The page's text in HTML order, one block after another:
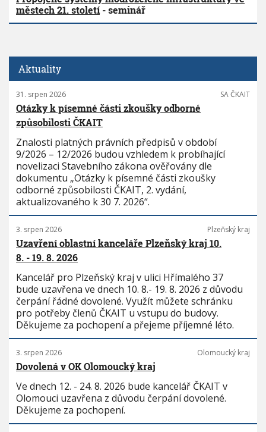
městech 21. století- seminář
Aktuality
31. srpen 2026 SA ČKAIT
Otázky k písemné části zkoušky odborné
způsobilosti ČKAIT
Znalosti platných právních předpisů v období
9/2026 – 12/2026 budou vzhledem k probíhající
novelizaci Stavebního zákona ověřovány dle
dokumentu „Otázky k písemné části zkoušky
odborné způsobilosti ČKAIT, 2. vydání,
aktualizovaného k 30 7. 2026“.
3. srpen 2026 Plzeňský kraj
Uzavření oblastní kanceláře Plzeňský kraj 10.
8. - 19. 8. 2026
Kancelář pro Plzeňský kraj v ulici Hřímalého 37
bude uzavřena ve dnech 10. 8.- 19. 8. 2026 z důvodu
čerpání řádné dovolené. Využít můžete schránku
pro potřeby členů ČKAIT u vstupu do budovy.
Děkujeme za pochopení a přejeme příjemné léto.
3. srpen 2026 Olomoucký kraj
Dovolená v OK Olomoucký kraj
Ve dnech 12. - 24. 8. 2026 bude kancelář ČKAIT v
Olomouci uzavřena z důvodu čerpání dovolené.
Děkujeme za pochopení.